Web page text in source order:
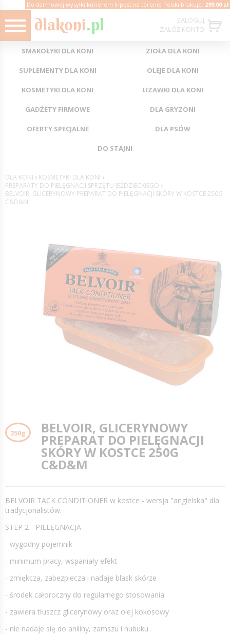
ZALOGUJ
ZAŁÓŻ KONTO
Do darmowej wysyłki kurierem Inpost na terenie Polski brakuje: 299,00 zł
SMAKOŁYKI DLA KONI ZIOŁA DLA KONI
SUPLEMENTY DLA KONI OLEJE DLA KONI
KOSMETYKI DLA KONI LIZAWKI DLA KONI
GADŻETY FIRMOWE DLA GRYZONI
OFERTY SPECJALNE DLA PSÓW
DO STAJNI
DLA KONI › KOSMETYKI DLA KONI ›
PREPARATY DO PIELĘGNACJI SPRZĘTU JEŹDZIECKIEGO ›
BELVOIR, GLICERYNOWY PREPARAT DO PIELĘGNACJI SKÓRY W KOSTCE 250G
C&D&M
250g BELVOIR, GLICERYNOWY
PREPARAT DO PIELĘGNACJI
SKÓRY W KOSTCE 250G
C&D&M
BELVOIR TACK CONDITIONER w kostce - wersja "angielska" dla
tradycjonalistów.
STEP 2 - PIELĘGNACJA
- wygodny pojemnik
- minimum pracy, wspaniały efekt
- zmiękcza, zabezpiecza i nadaje blask skórze
- środek całoroczny do regularnego stosowania
- zawiera tłuszcz glicerynowy oraz olej kokosowy
- nie nadaje się do aniliny, zamszu i nubuku